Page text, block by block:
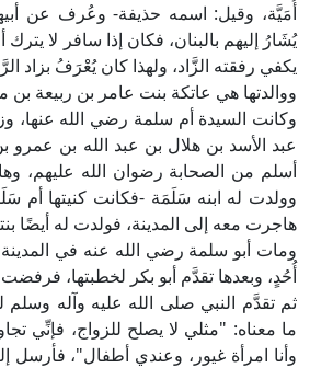
أُمَيَّة، وقيل: اسمه حذيفة- وعُرف عن أبيها
يُشَارُ إليهم بالبنان، فكان إذا سافر لا
يكفي رفقته الزَّاد، ولهذا كان يُعْرَفُ بزاد
ووالدتها هي عاتكة بنت عامر بن ربيعة بن
وكانت السيدة أم سلمة رضي الله عنها،
عبد الأسد بن هلال بن عبد الله بن
أسلم من الصحابة رضوان الله عليهم،
وولدت له ابنه سَلَمَة -فكانت كنيتها أم
هاجرت معه إلى المدينة، فولدت له أيضًا
ومات أبو سلمة رضي الله عنه في
أُحُدٍ، وبعدها تقدَّم أبو بكر لخطبتها،
ثم تقدَّم النبي صلى الله عليه وآله وسلم
ما معناه: "مثلي لا يصلح للزواج، فإنِّي
وأنا امرأة غيور، وعندي أطفال"، فأرسل